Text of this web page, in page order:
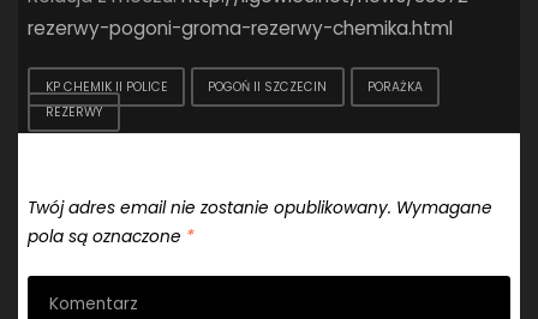
rezerwy-pogoni-groma-rezerwy-chemika.html
KP CHEMIK II POLICE POGOŃ II SZCZECIN
PORAŻKA
REZERWY
Twój adres email nie zostanie opublikowany. Wymagane
pola są oznaczone *